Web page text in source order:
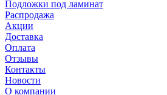
Подложки под ламинат
Распродажа
Акции
Доставка
Оплата
Отзывы
Контакты
Новости
О компании